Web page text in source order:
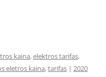
kaina,elektros tarifas,
eletros kaina,tarifas | 2020